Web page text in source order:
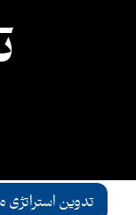
تدوین استراتژی